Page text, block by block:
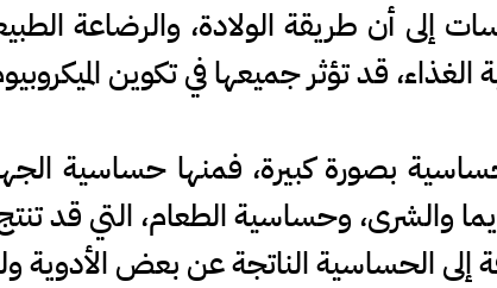
إلى أن طريقة الولادة، والرضاعة
قد تؤثر جميعها في تكوين
بصورة كبيرة، فمنها حساسية
والشرى، وحساسية الطعام، التي قد
إلى الحساسية الناتجة عن بعض